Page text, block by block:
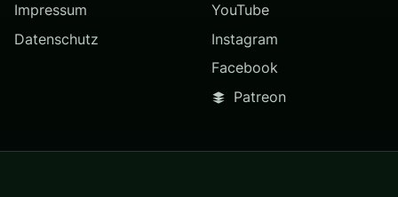
Impressum
Datenschutz
YouTube
Instagram
Facebook
Patreon